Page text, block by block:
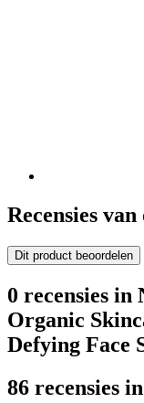
Recensies
Dit product beoordelen
0 recensies
Organic
Defying Face
86 recensies